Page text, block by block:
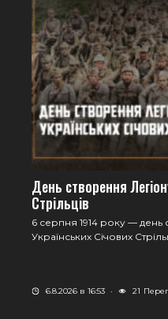
День створення
Стрільців
6 серпня 1914 року — день
Українських Січових
6.8.2026 в 16:53 · 21